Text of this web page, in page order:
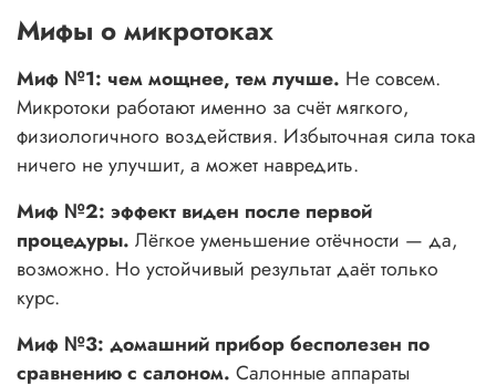
Мифы о микротоках
Миф №1: чем мощнее, тем лучше. Не совсем.
Микротоки работают именно за счёт мягкого,
физиологичного воздействия. Избыточная сила тока
ничего не улучшит, а может навредить.
Миф №2: эффект виден после первой
процедуры. Лёгкое уменьшение отёчности — да,
возможно. Но устойчивый результат даёт только
курс.
Миф №3: домашний прибор бесполезен по
сравнению с салоном. Салонные аппараты